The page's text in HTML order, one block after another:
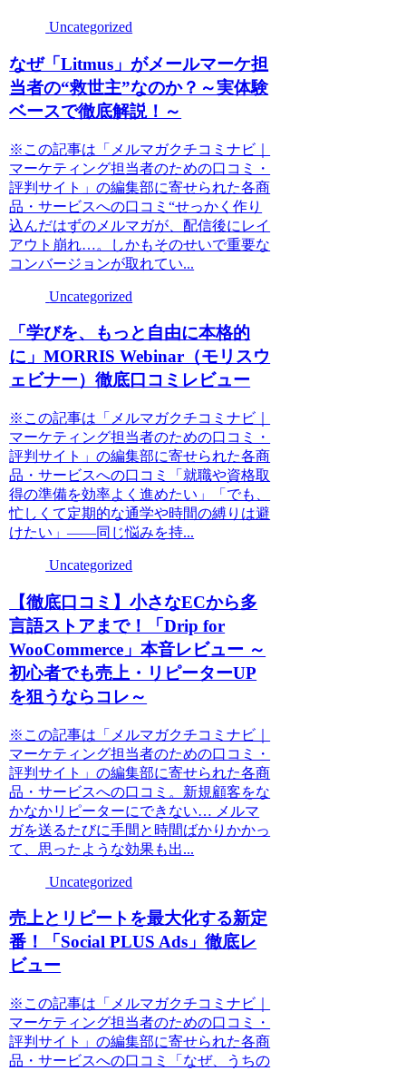
Uncategorized
なぜ「Litmus」がメールマーケ担
当者の“救世主”なのか？～実体験
ベースで徹底解説！～
※この記事は「メルマガクチコミナビ｜
マーケティング担当者のための口コミ・
評判サイト」の編集部に寄せられた各商
品・サービスへの口コミ“せっかく作り
込んだはずのメルマガが、配信後にレイ
アウト崩れ…。しかもそのせいで重要な
コンバージョンが取れてい...
Uncategorized
「学びを、もっと自由に本格的
に」MORRIS Webinar（モリスウ
ェビナー）徹底口コミレビュー
※この記事は「メルマガクチコミナビ｜
マーケティング担当者のための口コミ・
評判サイト」の編集部に寄せられた各商
品・サービスへの口コミ「就職や資格取
得の準備を効率よく進めたい」「でも、
忙しくて定期的な通学や時間の縛りは避
けたい」――同じ悩みを持...
Uncategorized
【徹底口コミ】小さなECから多
言語ストアまで！「Drip for
WooCommerce」本音レビュー ～
初心者でも売上・リピーターUP
を狙うならコレ～
※この記事は「メルマガクチコミナビ｜
マーケティング担当者のための口コミ・
評判サイト」の編集部に寄せられた各商
品・サービスへの口コミ。新規顧客をな
かなかリピーターにできない… メルマ
ガを送るたびに手間と時間ばかりかかっ
て、思ったような効果も出...
Uncategorized
売上とリピートを最大化する新定
番！「Social PLUS Ads」徹底レ
ビュー
※この記事は「メルマガクチコミナビ｜
マーケティング担当者のための口コミ・
評判サイト」の編集部に寄せられた各商
品・サービスへの口コミ「なぜ、うちの